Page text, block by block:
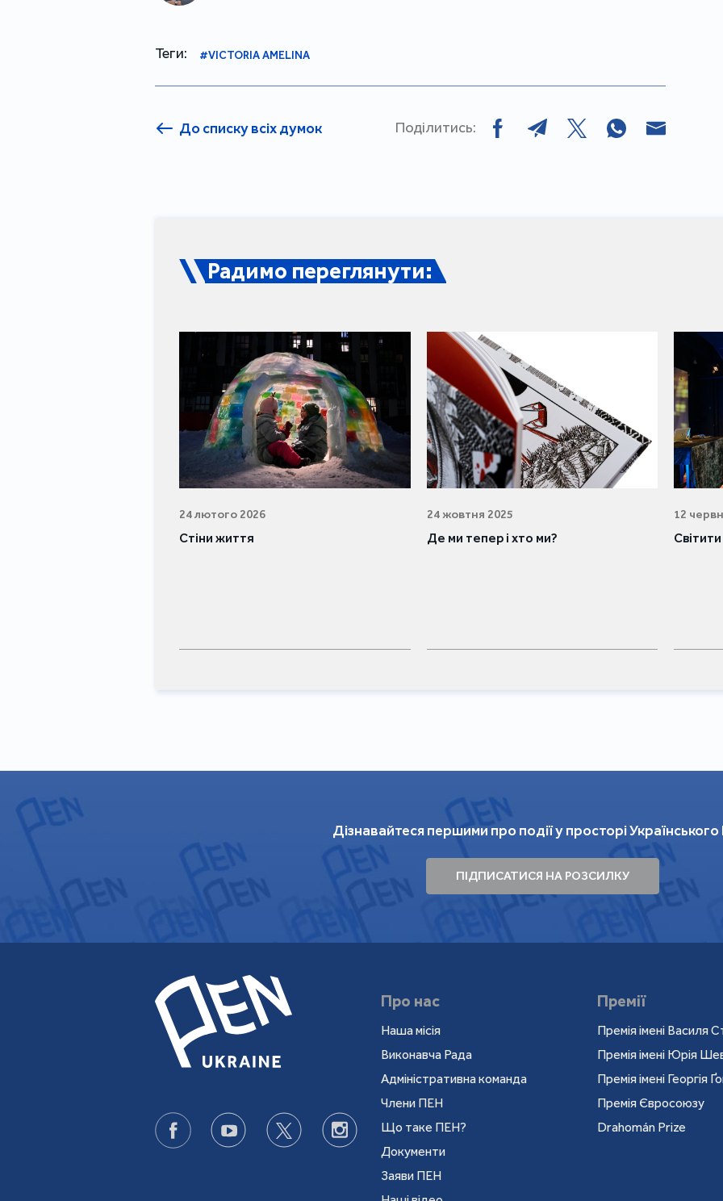
Теги: #VICTORIA AMELINA
До списку всіх думок Поділитись:
Радимо переглянути:
24 лютого 2026
Стіни життя
24 жовтня 2025
Де ми тепер і хто ми?
12
Дізнавайтеся першими про події у просторі
ПІДПИСАТИСЯ НА РОЗСИЛКУ
Про нас
Наша місія
Виконавча Рада
Адміністративна команда
Члени ПЕН
Що таке ПЕН?
Документи
Заяви ПЕН
Премії
Премія імені Василя
Премія імені Юрія
Премія імені Георгія
Премія Євросоюзу
Drahomán Prize